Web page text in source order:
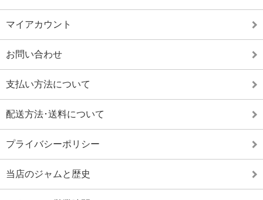
マイアカウント
お問い合わせ
支払い方法について
配送方法･送料について
プライバシーポリシー
当店のジャムと歴史